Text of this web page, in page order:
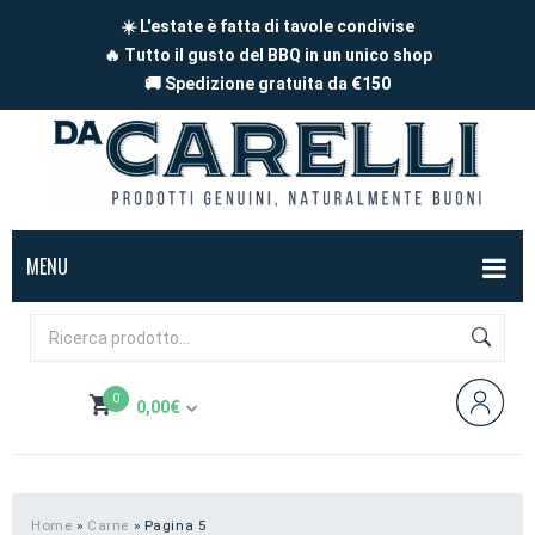
☀️ L'estate è fatta di tavole condivise
🔥 Tutto il gusto del BBQ in un unico shop
🚚 Spedizione gratuita da €150
MENU
BOX
FORMAGGI
Pecora
A pezzi
Carne di maiale
BBQ
0 0,00€
Subtotale:
Home » Carne » Pagina 5